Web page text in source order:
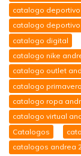
catalogo
catalogo
catalogo digital
catalogo nike
catalogo outlet
catalogo
catalogo ropa
catalogo virtual
Catalogos
catalogos andrea